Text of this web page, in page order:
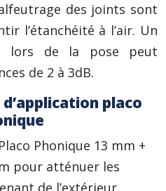
des joints sont
l’étanchéité à l’air. Un
lors de la pose peut
de 2 à 3dB.
placo
Phonique 13 mm +
pour atténuer les
de l’extérieur.